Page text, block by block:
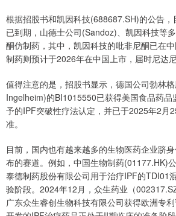
根据招股书和凯因科技(688687.SH)的公告
已到期，山德士公司(Sandoz)、凯因科技等
酮仿制药，其中，凯因科技的吡非尼酮已在
制药则预计于2026年在中国上市，届时尼达
值得注意的是，招股书显示，德国公司勃林
Ingelheim)的BI1015550已获得美国食品药品
予的IPF突破性疗法认定，并已于2025年2月
准。
目前，国内也有越来越多的生物医药企业跻
布的赛道。例如，中国生物制药(01177.HK)
泰德制药股份有限公司用于治疗IPF的TDI01
验阶段。2024年12月，众生药业（
广东众生睿创生物科技有限公司获得欧洲专